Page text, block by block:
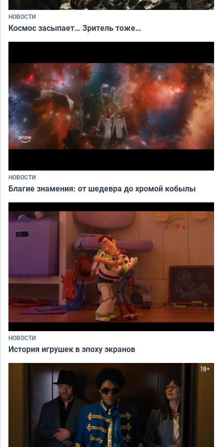
НОВОСТИ
Космос засыпает… Зритель тоже…
НОВОСТИ
Благие знамения: от шедевра до хромой кобылы
НОВОСТИ
История игрушек в эпоху экранов